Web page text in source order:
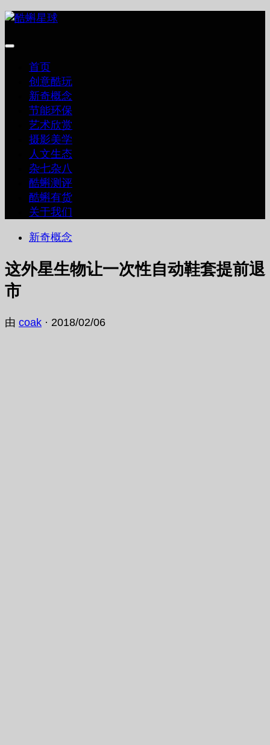
跳
内
首页
创意酷玩
新奇概念
节能环保
艺术欣赏
摄影美学
人文生态
杂七杂八
酷蝌测评
酷蝌有货
关于我们
新奇概念
这外星生物让一次性自动鞋套提前退
市
由 coak · 2018/02/06